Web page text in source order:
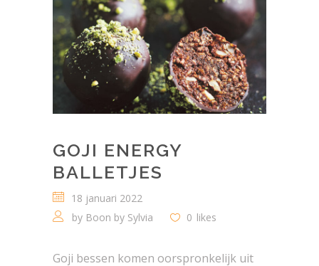
GOJI ENERGY
BALLETJES
18 januari 2022
by Boon by Sylvia 0 likes
Goji bessen komen oorspronkelijk uit